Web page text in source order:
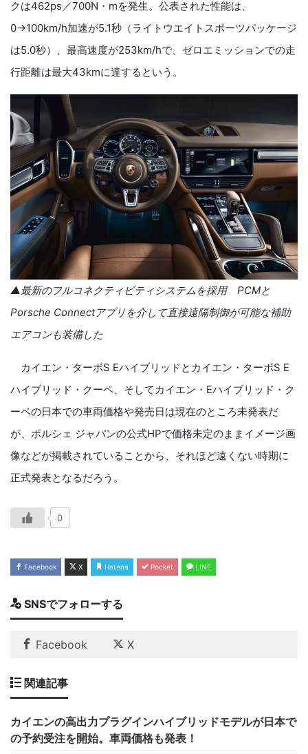
クは462ps／700N・mを発生。公表された性能は、
0→100km/h加速が5.1秒（ライトウエイトスポーツパッケージ
は5.0秒）、最高速度が253km/hで、ゼロエミッションでの走
行距離は最大43kmに達するという。
▲最新のフルコネクティビティシステムを採用 PCMと
Porsche Connectアプリを介して直接遠隔制御が可能な補助
エアコンも装備した
カイエン・ターボS Eハイブリッドとカイエン・ターボS E
ハイブリッド・クーペ、そしてカイエン・Eハイブリッド・ク
ーペの日本での車両価格や発売日は現在のところ未発表だ
が、ポルシェ ジャパンの公式HPで価格未定のままイメージ画
像などが掲載されていることから、それほど遠くない時期に
正式発表となるだろう。
0
Facebook X Hatena Pocket LINE
SNSでフォローする
Facebook X
関連記事
カイエンの高出力プラグインハイブリッドモデルが日本で
の予約受注を開始。車両価格も発表！